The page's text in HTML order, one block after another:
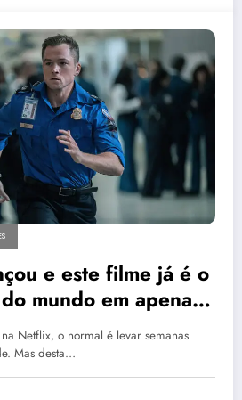
e este filme já é o
mundo em apenas
Netflix, o normal é levar semanas
Mas desta…